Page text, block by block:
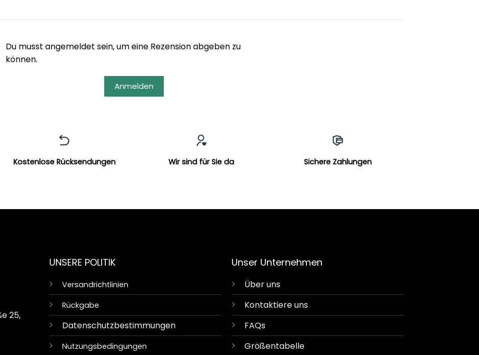
Du musst angemeldet sein, um eine Rezension abgeben zu
können.
Anmelden
Kostenlose Rücksendungen Wir sind für Sie da Sichere Zahlungen
25,
UNSERE POLITIK
Versandrichtlinien
Rückgabe
Datenschutzbestimmungen
Nutzungsbedingungen
Unser Unternehmen
Über uns
Kontaktiere uns
FAQs
Größentabelle